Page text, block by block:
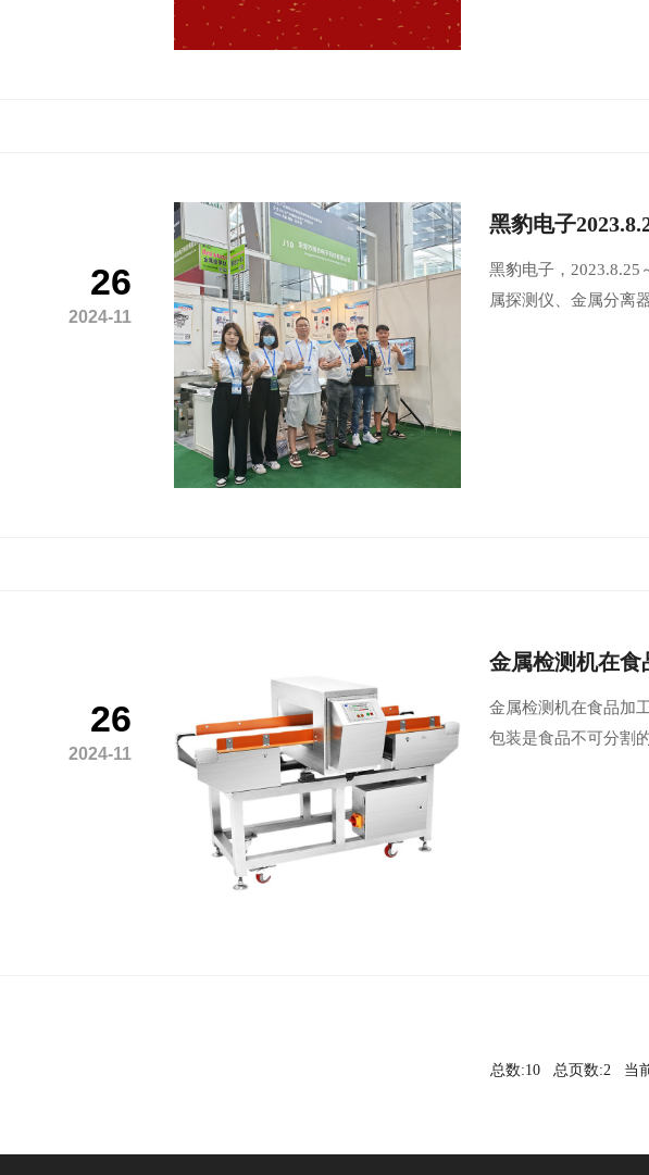
26
2024-11
黑豹电子
黑豹电子，2023.8.25
属探测仪、金属分离
26
2024-11
金属检测机在食
金属检测机在食品加
包装是食品不可分割
总数:10 总页数:2 当